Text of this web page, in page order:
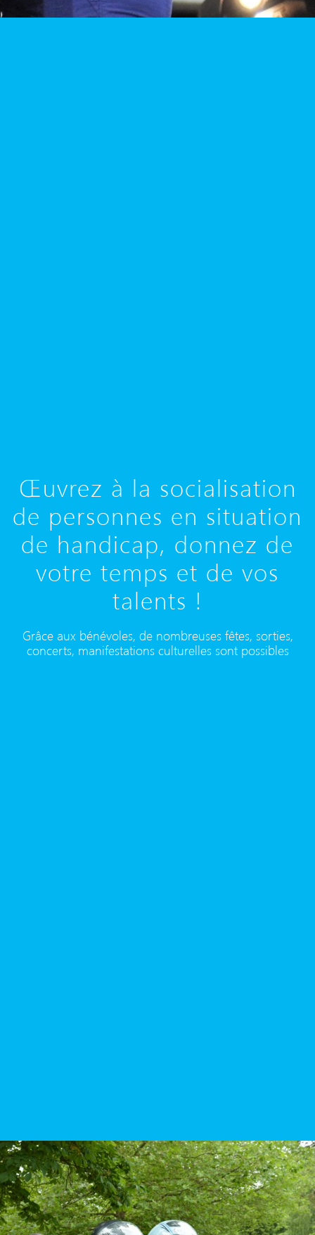
Œuvrez à la socialisation
de personnes en situation
de handicap, donnez de
votre temps et de vos
talents !
Grâce aux bénévoles, de nombreuses fêtes, sorties,
concerts, manifestations culturelles sont possibles